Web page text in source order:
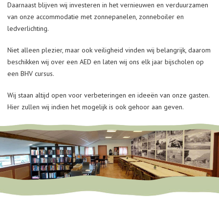
Daarnaast blijven wij investeren in het vernieuwen en verduurzamen
van onze accommodatie met zonnepanelen, zonneboiler en
ledverlichting.
Niet alleen plezier, maar ook veiligheid vinden wij belangrijk, daarom
beschikken wij over een AED en laten wij ons elk jaar bijscholen op
een BHV cursus.
Wij staan altijd open voor verbeteringen en ideeën van onze gasten.
Hier zullen wij indien het mogelijk is ook gehoor aan geven.